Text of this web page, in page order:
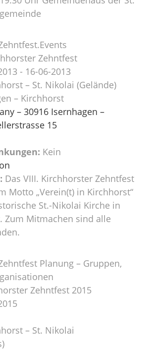
Zehntfest
- 16-06-2013
– St. Nikolai (Gelände)
– Kirchhorst
– 30916 Isernhagen –
15
Kein
Das VIII. Kirchhorster Zehntfest
Motto „Verein(t) in Kirchhorst“
St.-Nikolai Kirche in
Zum Mitmachen sind alle
Planung – Gruppen,
Zehntfest 2015
– St. Nikolai